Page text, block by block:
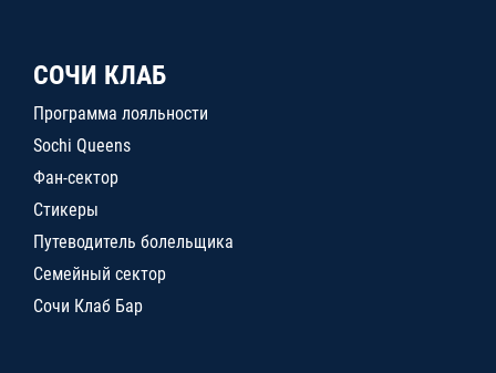
СОЧИ КЛАБ
Программа лояльности
Sochi Queens
Фан-сектор
Стикеры
Путеводитель болельщика
Семейный сектор
Сочи Клаб Бар